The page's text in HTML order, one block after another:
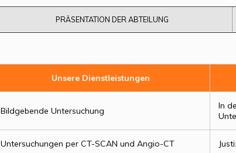
PRÄSENTATION DER ABTEILUNG
Unsere Dienstleistungen
Bildgebende Untersuchung
In
Untersuchungen per CT-SCAN und Angio-CT